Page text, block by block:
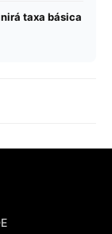
taxa básica